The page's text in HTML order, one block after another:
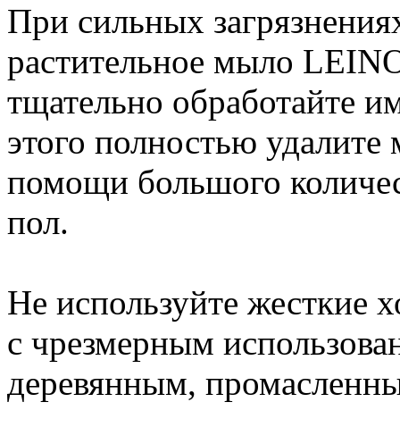
При сильных
растительное мыло
тщательно обработайте
этого полностью
помощи большого
пол.
Не используйте жесткие
с чрезмерным
деревянным,